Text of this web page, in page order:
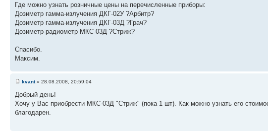
Где можно узнать розничные цены на перечисленные приборы:
Дозиметр гамма-излучения ДКГ-02У ?Арбитр?
Дозиметр гамма-излучения ДКГ-03Д ?Грач?
Дозиметр-радиометр МКС-03Д ?Стриж?
Спасибо.
Максим.
kvant» 28.08.2008, 20:59:04
Добрый день!
Хочу у Вас приобрести МКС-03Д "Стриж" (пока 1 шт). Как можно узнать его
благодарен.